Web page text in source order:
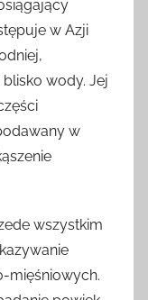
w Azji
wody. Jej
w
wszystkim
mięśniowych.